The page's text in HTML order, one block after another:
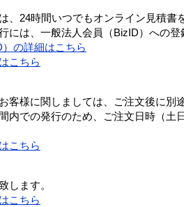
、24時間いつでもオンライン見積書
には、一般法人会員（BizID）への登
の詳細はこちら
こちら
客様に関しましては、ご注文後に別
内での発行のため、ご注文日時（
こちら
します。
こちら